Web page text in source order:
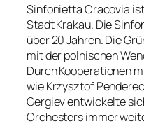
Sinfonietta Cracovia
Stadt Krakau. Die
über 20 Jahren. Die
mit der polnischen
Durch Kooperationen
wie Krzysztof
Gergiev entwickelte
Orchesters immer